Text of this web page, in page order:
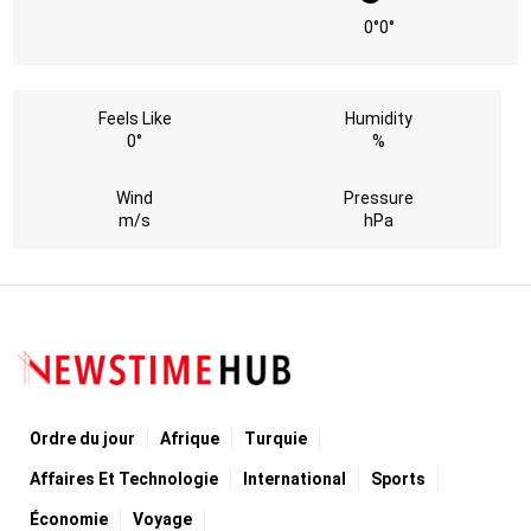
0°0°
Feels Like
0°
Humidity
%
Wind
m/s
Pressure
hPa
Ordre du jour Afrique Turquie
Affaires Et Technologie International Sports
Économie Voyage